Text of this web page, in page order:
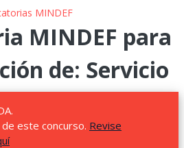
MINDEF
MINDEF para
de: Servicio
este concurso. Revise